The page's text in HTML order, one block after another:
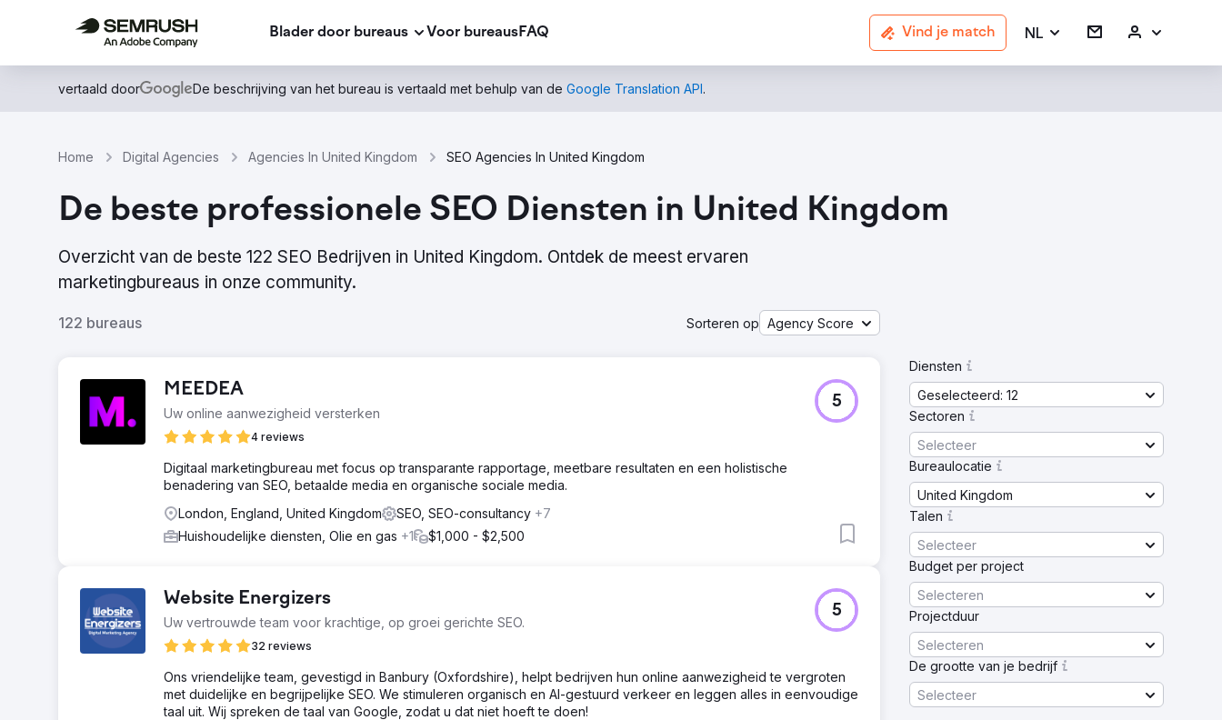
Blader door bureaus Voor bureausFAQ Vind je match NL
vertaald door De beschrijving van het bureau is vertaald met behulp van de Google Translation API.
Home Digital Agencies Agencies In United Kingdom SEO Agencies In United Kingdom
De beste professionele SEO Diensten in United Kingdom
Overzicht van de beste 122 SEO Bedrijven in United Kingdom. Ontdek de meest ervaren
marketingbureaus in onze community.
122 bureaus Sorteren op Agency Score
MEEDEA
Uw online aanwezigheid versterken
4 reviews
5
Digitaal marketingbureau met focus op transparante rapportage, meetbare resultaten en een holistische
benadering van SEO, betaalde media en organische sociale media.
London, England, United Kingdom
SEO, SEO-consultancy +7
Huishoudelijke diensten, Olie en gas +1 $1,000 - $2,500
Website Energizers
Uw vertrouwde team voor krachtige, op groei gerichte SEO.
32 reviews
5
Ons vriendelijke team, gevestigd in Banbury (Oxfordshire), helpt bedrijven hun online aanwezigheid te vergroten
met duidelijke en begrijpelijke SEO. We stimuleren organisch en AI-gestuurd verkeer en leggen alles in eenvoudige
taal uit. Wij spreken de taal van Google, zodat u dat niet hoeft te doen!
Diensten
Geselecteerd: 12
Sectoren
Selecteer
Bureaulocatie
United Kingdom
Talen
Selecteer
Budget per project
Selecteren
Projectduur
Selecteren
De grootte van je bedrijf
Selecteer